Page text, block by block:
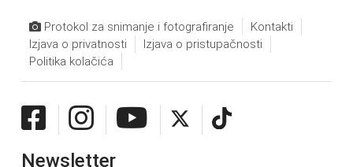
Protokol za snimanje i fotografiranje
Kontakti
Izjava o privatnosti
Izjava o pristupačnosti
Politika kolačića
Newsletter